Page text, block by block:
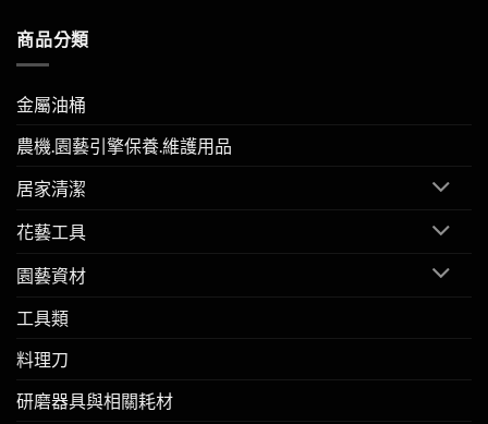
商品分類
金屬油桶
農機.園藝引擎保養.維護用品
居家清潔
花藝工具
園藝資材
工具類
料理刀
研磨器具與相關耗材